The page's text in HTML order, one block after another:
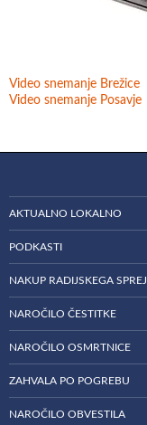
Video snemanje Brežice
Video snemanje Posavje
AKTUALNO LOKALNO
PODKASTI
NAKUP RADIJSKEGA
NAROČILO ČESTITKE
NAROČILO OSMRTNICE
ZAHVALA PO POGREBU
NAROČILO OBVESTILA